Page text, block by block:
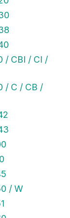
/ CBI / CI /
/ C / CB /
/ W